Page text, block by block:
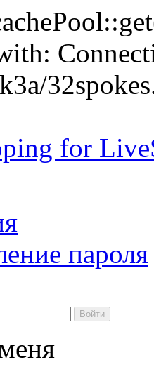
for
пароля
Войти